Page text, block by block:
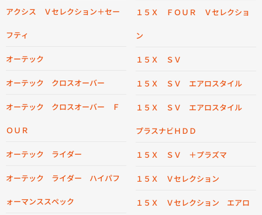
アクシス Ｖセレクション＋セー
フティ
オーテック
オーテック クロスオーバー
オーテック クロスオーバー Ｆ
ＯＵＲ
オーテック ライダー
オーテック ライダー ハイパフ
ォーマンススペック
１５Ｘ ＦＯＵＲ Ｖセレクショ
ン
１５Ｘ ＳＶ
１５Ｘ ＳＶ エアロスタイル
１５Ｘ ＳＶ エアロスタイル
プラスナビＨＤＤ
１５Ｘ ＳＶ ＋プラズマ
１５Ｘ Ｖセレクション
１５Ｘ Ｖセレクション エアロ